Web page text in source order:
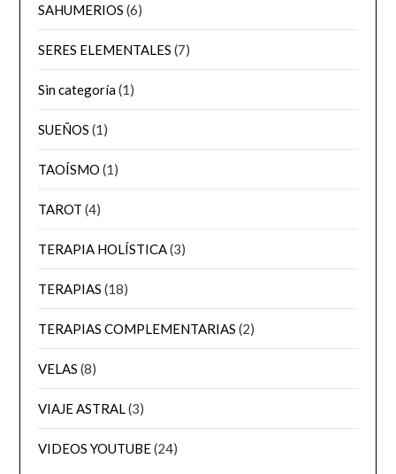
SAHUMERIOS (6)
SERES ELEMENTALES (7)
Sin categoría(1)
SUEÑOS (1)
TAOÍSMO (1)
TAROT (4)
TERAPIA HOLÍSTICA(3)
TERAPIAS (18)
TERAPIAS COMPLEMENTARIAS (2)
VELAS (8)
VIAJE ASTRAL(3)
VIDEOS YOUTUBE(24)